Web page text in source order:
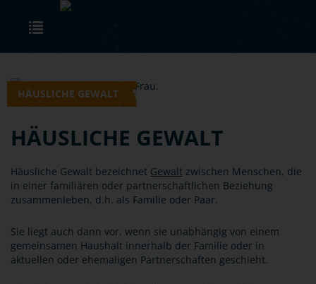
Skip to main content
HÄUSLICHE GEWALT
HÄUSLICHE GEWALT
Häusliche Gewalt bezeichnet Gewalt zwischen Menschen, die
in einer familiären oder partnerschaftlichen Beziehung
zusammenleben, d.h. als Familie oder Paar.
Sie liegt auch dann vor, wenn sie unabhängig von einem
gemeinsamen Haushalt innerhalb der Familie oder in
aktuellen oder ehemaligen Partnerschaften geschieht.